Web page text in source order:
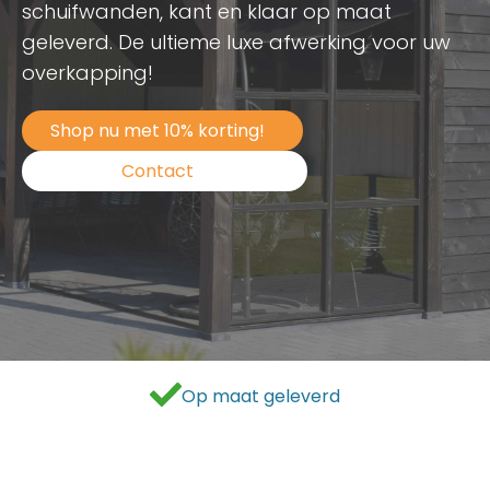
Als beste getest
schuifwanden, kant en klaar op maat
geleverd. De ultieme luxe afwerking voor uw
overkapping!
Shop nu met 10% korting!
Contact